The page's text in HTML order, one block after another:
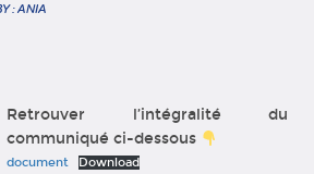
: ANIA
Retrouver l’intégralité du
communiqué ci-dessous
document Download